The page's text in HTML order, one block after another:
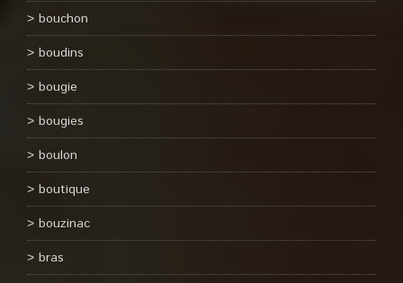
bouchon
boudins
bougie
bougies
boulon
boutique
bouzinac
bras